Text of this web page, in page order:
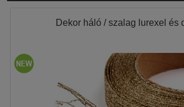
Dekor háló / szalag lurexel és